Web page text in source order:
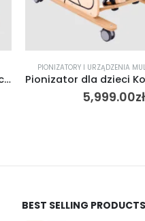
Krzesło terapeutyczne Kidoo Akcess Med r.1
PIONIZATORY I URZĄDZENIA
5,999.00zł
BEST SELLING PRODUCTS